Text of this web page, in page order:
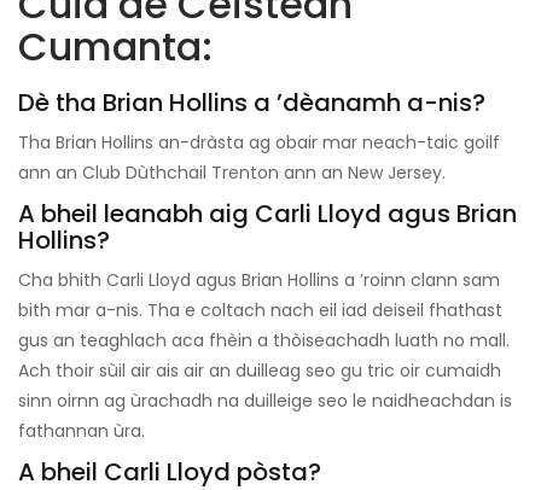
Cumanta:
Dè tha Brian Hollins a ’dèanamh a-nis?
Tha Brian Hollins an-dràsta ag obair mar neach-taic goilf
ann an Club Dùthchail Trenton ann an New Jersey.
A bheil leanabh aig Carli Lloyd agus Brian
Hollins?
Cha bhith Carli Lloyd agus Brian Hollins a ’roinn clann sam
bith mar a-nis. Tha e coltach nach eil iad deiseil fhathast
gus an teaghlach aca fhèin a thòiseachadh luath no mall.
Ach thoir sùil air ais air an duilleag seo gu tric oir cumaidh
sinn oirnn ag ùrachadh na duilleige seo le naidheachdan is
fathannan ùra.
A bheil Carli Lloyd pòsta?